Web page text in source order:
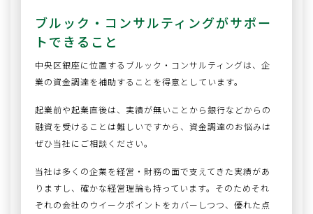
ブルック・コンサルティングがサポー
トできること
中央区銀座に位置するブルック・コンサルティングは、企
業の資金調達を補助することを得意としています。
起業前や起業直後は、実績が無いことから銀行などからの
融資を受けることは難しいですから、資金調達のお悩みは
ぜひ当社にご相談ください。
当社は多くの企業を経営・財務の面で支えてきた実績があ
りますし、確かな経営理論も持っています。そのためそれ
ぞれの会社のウイークポイントをカバーしつつ、優れた点